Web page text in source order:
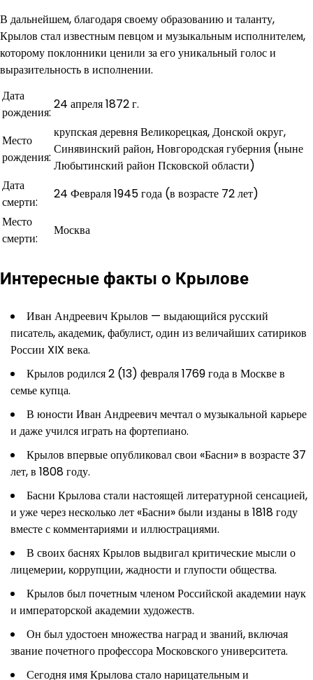
В дальнейшем, благодаря своему образованию и таланту,
Крылов стал известным певцом и музыкальным исполнителем,
которому поклонники ценили за его уникальный голос и
выразительность в исполнении.
Дата
рождения:
24 апреля 1872 г.
Место
рождения:
крупская деревня Великорецкая, Донской округ,
Синявинский район, Новгородская губерния (ныне
Любытинский район Псковской области)
Дата
смерти:
24 Февраля 1945 года (в возрасте 72 лет)
Место
смерти:
Москва
Интересные факты о Крылове
Иван Андреевич Крылов — выдающийся русский
писатель, академик, фабулист, один из величайших сатириков
России XIX века.
Крылов родился 2 (13) февраля 1769 года в Москве в
семье купца.
В юности Иван Андреевич мечтал о музыкальной карьере
и даже учился играть на фортепиано.
Крылов впервые опубликовал свои «Басни» в возрасте 37
лет, в 1808 году.
Басни Крылова стали настоящей литературной сенсацией,
и уже через несколько лет «Басни» были изданы в 1818 году
вместе с комментариями и иллюстрациями.
В своих баснях Крылов выдвигал критические мысли о
лицемерии, коррупции, жадности и глупости общества.
Крылов был почетным членом Российской академии наук
и императорской академии художеств.
Он был удостоен множества наград и званий, включая
звание почетного профессора Московского университета.
Сегодня имя Крылова стало нарицательным и